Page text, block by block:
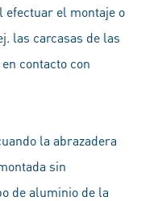
efectuar el montaje o
las carcasas de las
contacto con
la abrazadera
sin
de aluminio de la